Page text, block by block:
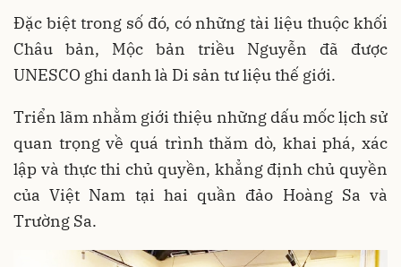
Đặc biệt trong số đó, có những tài liệu thuộc khối
Châu bản, Mộc bản triều Nguyễn đã được
UNESCO ghi danh là Di sản tư liệu thế giới.
Triển lãm nhằm giới thiệu những dấu mốc lịch sử
quan trọng về quá trình thăm dò, khai phá, xác
lập và thực thi chủ quyền, khẳng định chủ quyền
của Việt Nam tại hai quần đảo Hoàng Sa và
Trường Sa.